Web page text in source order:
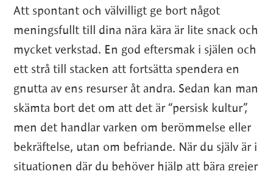
Att spontant och välvilligt ge bort något
meningsfullt till dina nära kära är lite snack och
mycket verkstad. En god eftersmak i själen och
ett strå till stacken att fortsätta spendera en
gnutta av ens resurser åt andra. Sedan kan man
skämta bort det om att det är “persisk kultur”,
men det handlar varken om berömmelse eller
bekräftelse, utan om befriande. När du själv är i
situationen där du behöver hjälp att bära grejer